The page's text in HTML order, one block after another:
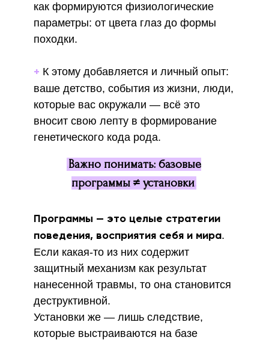
как формируются физиологические
параметры: от цвета глаз до формы
походки.
+ К этому добавляется и личный опыт:
ваше детство, события из жизни, люди,
которые вас окружали — всё это
вносит свою лепту в формирование
генетического кода рода.
Программы — это целые стратегии
поведения, восприятия себя и мира.
Если какая-то из них содержит
защитный механизм как результат
нанесенной травмы, то она становится
деструктивной.
Установки же — лишь следствие,
которые выстраиваются на базе
Важно понимать: базовые
программы ≠ установки.